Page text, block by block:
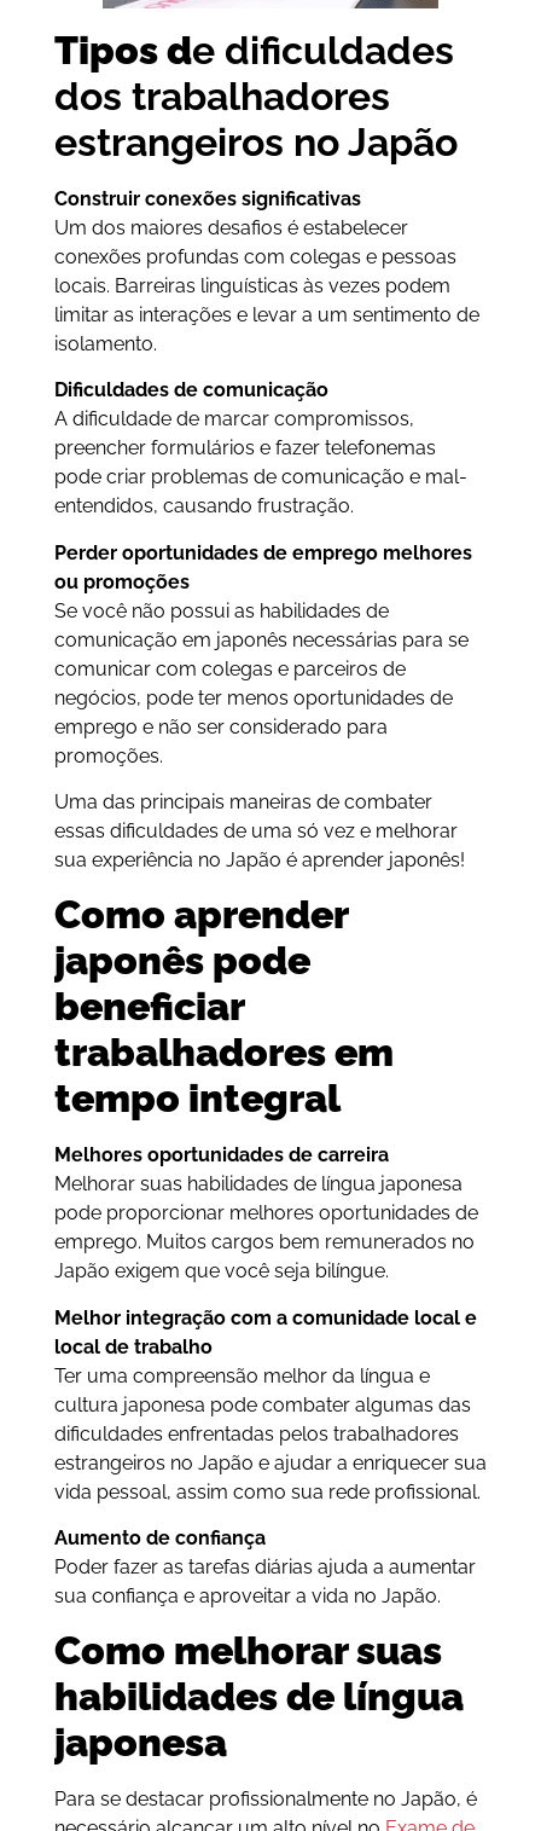
Tipos de dificuldades
dos trabalhadores
estrangeiros no Japão
Construir conexões significativas
Um dos maiores desafios é estabelecer
conexões profundas com colegas e pessoas
locais. Barreiras linguísticas às vezes podem
limitar as interações e levar a um sentimento de
isolamento.
Dificuldades de comunicação
A dificuldade de marcar compromissos,
preencher formulários e fazer telefonemas
pode criar problemas de comunicação e mal-
entendidos, causando frustração.
Perder oportunidades de emprego melhores
ou promoções
Se você não possui as habilidades de
comunicação em japonês necessárias para se
comunicar com colegas e parceiros de
negócios, pode ter menos oportunidades de
emprego e não ser considerado para
promoções.
Uma das principais maneiras de combater
essas dificuldades de uma só vez e melhorar
sua experiência no Japão é aprender japonês!
Como aprender
japonês pode
beneficiar
trabalhadores em
tempo integral
Melhores oportunidades de carreira
Melhorar suas habilidades de língua japonesa
pode proporcionar melhores oportunidades de
emprego. Muitos cargos bem remunerados no
Japão exigem que você seja bilíngue.
Melhor integração com a comunidade local e
local de trabalho
Ter uma compreensão melhor da língua e
cultura japonesa pode combater algumas das
dificuldades enfrentadas pelos trabalhadores
estrangeiros no Japão e ajudar a enriquecer sua
vida pessoal, assim como sua rede profissional.
Aumento de confiança
Poder fazer as tarefas diárias ajuda a aumentar
sua confiança e aproveitar a vida no Japão.
Como melhorar suas
habilidades de língua
japonesa
Para se destacar profissionalmente no Japão, é